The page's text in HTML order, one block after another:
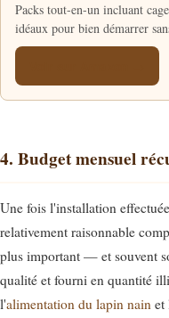
Packs tout-en-un incluant
idéaux pour bien démarrer
4. Budget mensuel
Une fois l'installation
relativement raisonnable
plus important — et souvent
qualité et fourni en quantité
l'alimentation du lapin nain et